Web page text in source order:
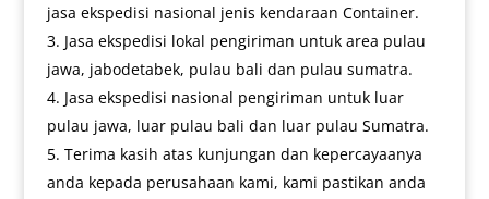
jasa ekspedisi nasional jenis kendaraan Container.
Jasa ekspedisi lokal pengiriman untuk area pulau
jawa, jabodetabek, pulau bali dan pulau sumatra.
Jasa ekspedisi nasional pengiriman untuk luar
pulau jawa, luar pulau bali dan luar pulau Sumatra.
Terima kasih atas kunjungan dan kepercayaanya
anda kepada perusahaan kami, kami pastikan anda